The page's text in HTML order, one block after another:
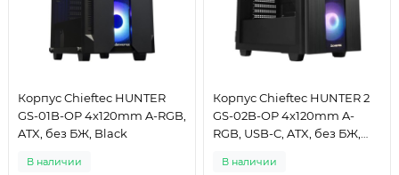
Корпус Chieftec HUNTER
GS-01B-OP 4x120mm A-RGB,
ATX, без БЖ, Black
В наличии
Корпус Chieftec HUNTER 2
GS-02B-OP 4x120mm A-
RGB, USB-C, ATX, без БЖ,
В наличии